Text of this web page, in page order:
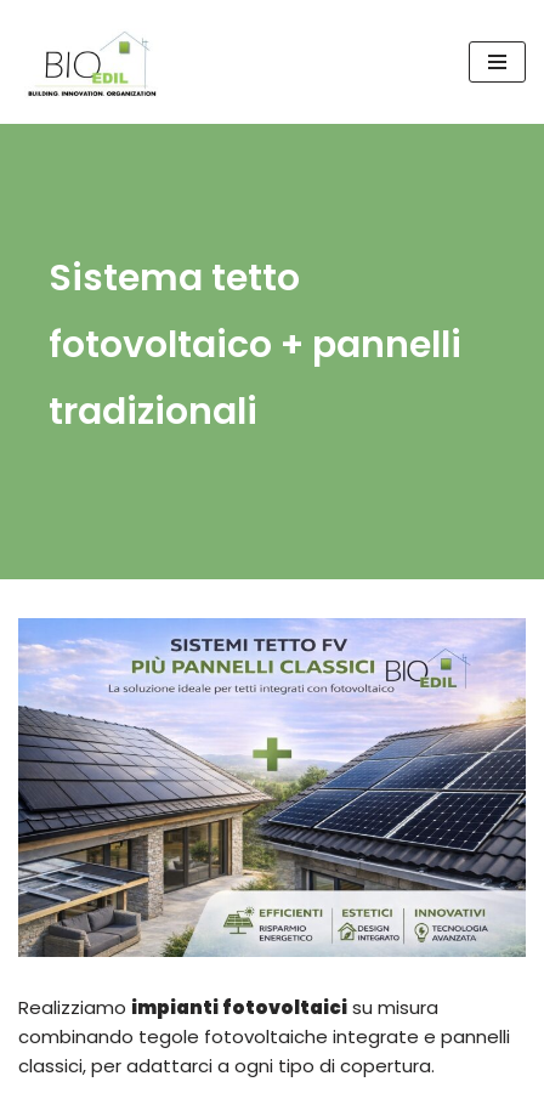
al
contenuto
Sistema tetto
fotovoltaico + pannelli
tradizionali
Realizziamo impianti fotovoltaicisu misura
combinando tegole fotovoltaiche integrate e pannelli
classici, per adattarci a ogni tipo di copertura.